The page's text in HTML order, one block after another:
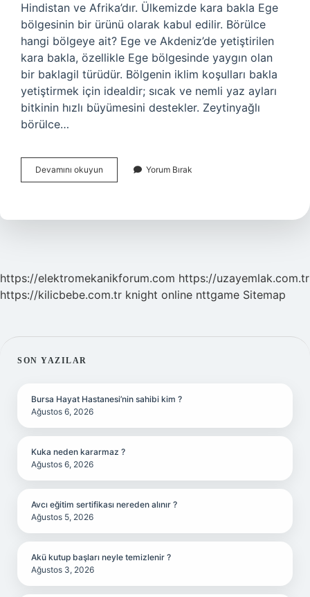
Hindistan ve Afrika’dır. Ülkemizde kara bakla Ege
bölgesinin bir ürünü olarak kabul edilir. Börülce
hangi bölgeye ait? Ege ve Akdeniz’de yetiştirilen
kara bakla, özellikle Ege bölgesinde yaygın olan
bir baklagil türüdür. Bölgenin iklim koşulları bakla
yetiştirmek için idealdir; sıcak ve nemli yaz ayları
bitkinin hızlı büyümesini destekler. Zeytinyağlı
börülce…
Devamını okuyun Zeytinyağlı
Börülce
Ait
Yorum Bırak
https://elektromekanikforum.com https://uzayemlak.com.tr
https://kilicbebe.com.tr knight online nttgame Sitemap
SIDEBAR
SON YAZILAR
Bursa Hayat Hastanesi’nin sahibi kim ?
Ağustos 6, 2026
Kuka neden kararmaz ?
Ağustos 6, 2026
Avcı eğitim sertifikası nereden alınır ?
Ağustos 5, 2026
Akü kutup başları neyle temizlenir ?
Ağustos 3, 2026